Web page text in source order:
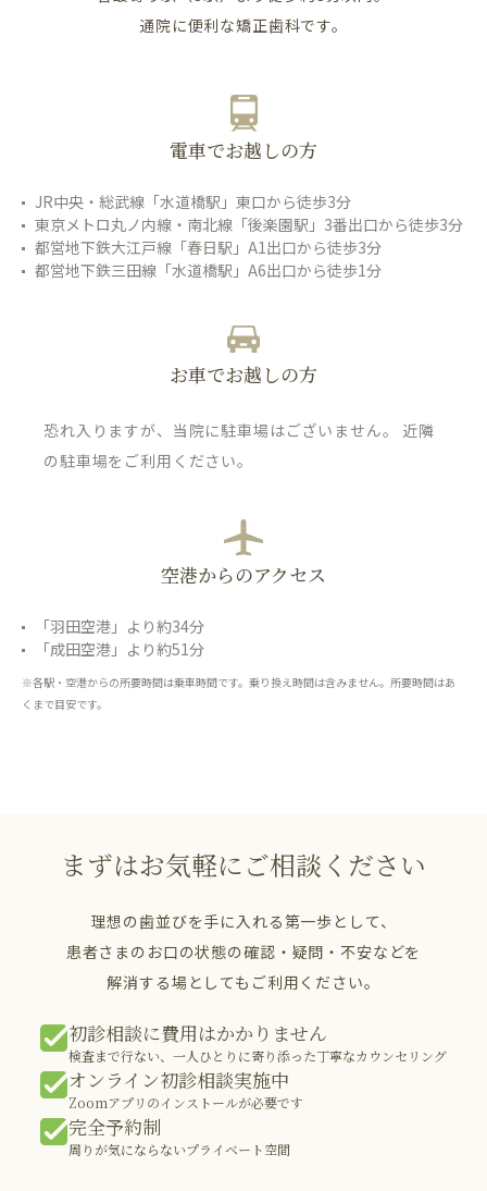
通院に便利な矯正歯科です。
電車でお越しの方
JR中央・総武線「水道橋駅」東口から徒歩3分
東京メトロ丸ノ内線・南北線「後楽園駅」3番出口から徒歩3分
都営地下鉄大江戸線「春日駅」A1出口から徒歩3分
都営地下鉄三田線「水道橋駅」A6出口から徒歩1分
お車でお越しの方
恐れ入りますが、当院に駐車場はございません。 近隣
の駐車場をご利用ください。
空港からのアクセス
「羽田空港」より約34分
「成田空港」より約51分
※各駅・空港からの所要時間は乗車時間です。乗り換え時間は含みません。所要時間はあ
くまで目安です。
まずはお気軽にご相談ください
理想の歯並びを手に入れる第一歩として、
患者さまのお口の状態の確認・疑問・不安などを
解消する場としてもご利用ください。
初診相談に費用はかかりません
検査まで行ない、一人ひとりに寄り添った丁寧なカウンセリング
オンライン初診相談実施中
Zoomアプリのインストールが必要です
完全予約制
周りが気にならないプライベート空間